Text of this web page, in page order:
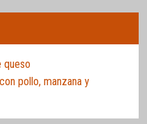
queso
pollo, manzana y